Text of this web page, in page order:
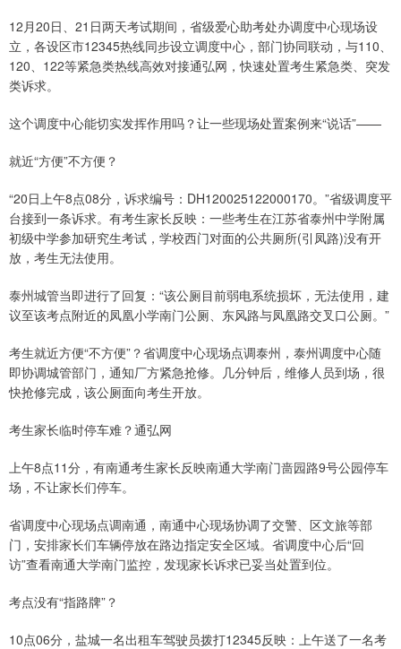
12月20日、21日两天考试期间，省级爱心助考处办调度中心现场设
立，各设区市12345热线同步设立调度中心，部门协同联动，与110、
120、122等紧急类热线高效对接通弘网，快速处置考生紧急类、突发
类诉求。
这个调度中心能切实发挥作用吗？让一些现场处置案例来“说话”——
就近“方便”不方便？
“20日上午8点08分，诉求编号：DH120025122000170。”省级调度平
台接到一条诉求。有考生家长反映：一些考生在江苏省泰州中学附属
初级中学参加研究生考试，学校西门对面的公共厕所(引凤路)没有开
放，考生无法使用。
泰州城管当即进行了回复：“该公厕目前弱电系统损坏，无法使用，建
议至该考点附近的凤凰小学南门公厕、东风路与凤凰路交叉口公厕。”
考生就近方便“不方便”？省调度中心现场点调泰州，泰州调度中心随
即协调城管部门，通知厂方紧急抢修。几分钟后，维修人员到场，很
快抢修完成，该公厕面向考生开放。
考生家长临时停车难？通弘网
上午8点11分，有南通考生家长反映南通大学南门啬园路9号公园停车
场，不让家长们停车。
省调度中心现场点调南通，南通中心现场协调了交警、区文旅等部
门，安排家长们车辆停放在路边指定安全区域。省调度中心后“回
访”查看南通大学南门监控，发现家长诉求已妥当处置到位。
考点没有“指路牌”？
10点06分，盐城一名出租车驾驶员拨打12345反映：上午送了一名考